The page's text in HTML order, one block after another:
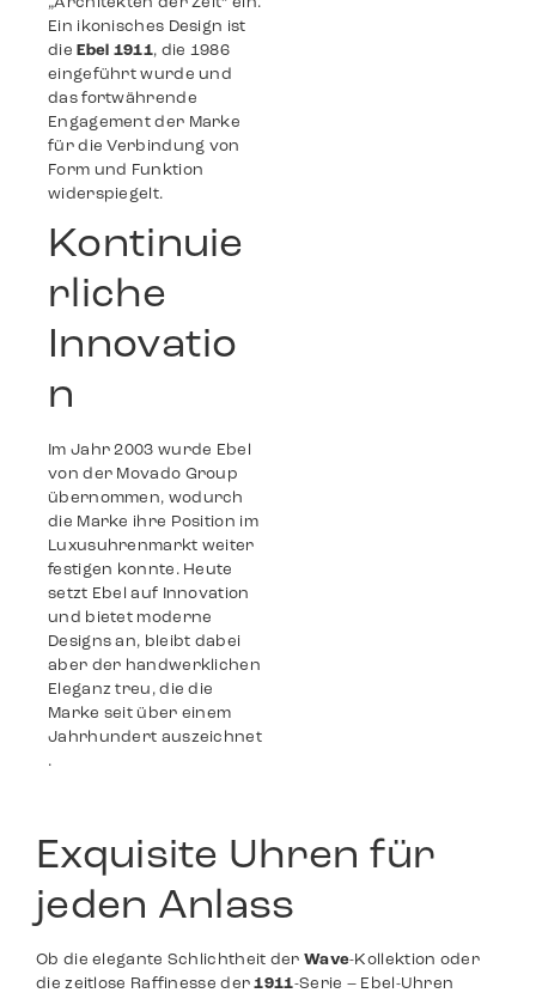
„Architekten der Zeit“ ein.
Ein ikonisches Design ist
die Ebel 1911, die 1986
eingeführt wurde und
das fortwährende
Engagement der Marke
für die Verbindung von
Form und Funktion
widerspiegelt​.
Kontinuie
rliche
Innovatio
n
Im Jahr 2003 wurde Ebel
von der Movado Group
übernommen, wodurch
die Marke ihre Position im
Luxusuhrenmarkt weiter
festigen konnte. Heute
setzt Ebel auf Innovation
und bietet moderne
Designs an, bleibt dabei
aber der handwerklichen
Eleganz treu, die die
Marke seit über einem
Jahrhundert auszeichnet​
.
Exquisite Uhren für
jeden Anlass
Ob die elegante Schlichtheit der Wave-Kollektion oder
die zeitlose Raffinesse der1911-Serie – Ebel-Uhren